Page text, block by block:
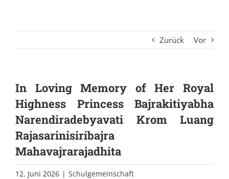
Zurück Vor
In Loving Memory of Her Royal
Highness Princess Bajrakitiyabha
Narendiradebyavati Krom Luang
Rajasarinisiribajra
Mahavajrarajadhita
12. Juni 2026 | Schulgemeinschaft